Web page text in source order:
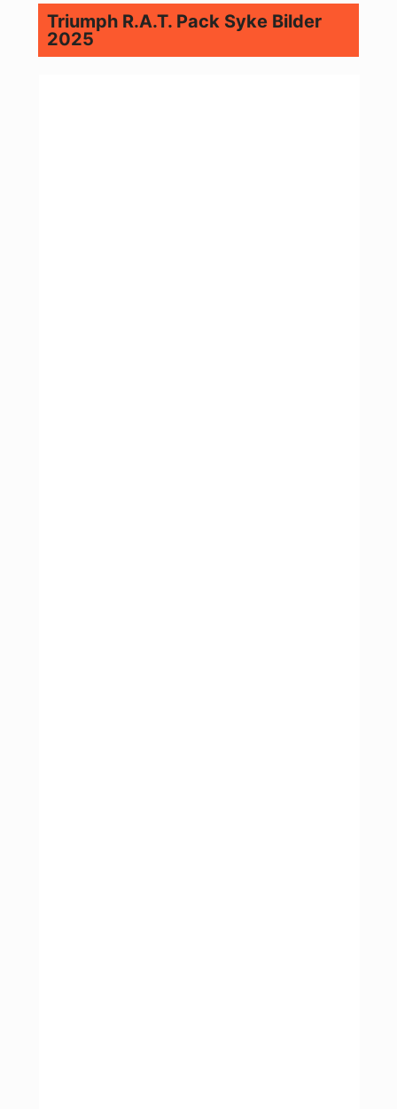
Triumph R.A.T. Pack Syke Bilder
2025